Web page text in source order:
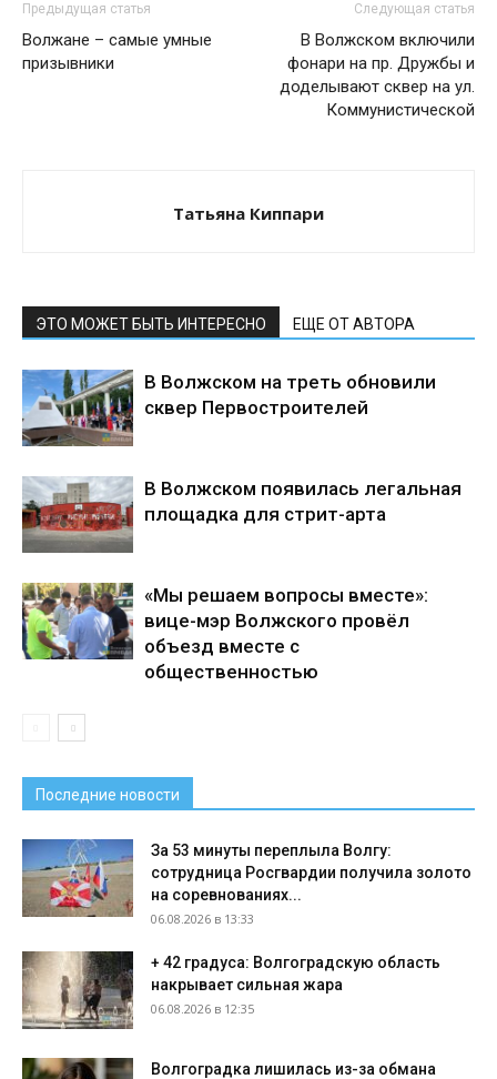
Предыдущая статья
Волжане – самые умные
призывники
Следующая статья
В Волжском включили
фонари на пр. Дружбы и
доделывают сквер на ул.
Коммунистической
Татьяна Киппари
ЭТО МОЖЕТ БЫТЬ ИНТЕРЕСНО ЕЩЕ ОТ АВТОРА
В Волжском на треть обновили
сквер Первостроителей
В Волжском появилась легальная
площадка для стрит-арта
«Мы решаем вопросы вместе»:
вице-мэр Волжского провёл
объезд вместе с
общественностью
Последние новости
За 53 минуты переплыла Волгу:
сотрудница Росгвардии получила золото
на соревнованиях...
06.08.2026 в 13:33
+ 42 градуса: Волгоградскую область
накрывает сильная жара
06.08.2026 в 12:35
Волгоградка лишилась из-за обмана